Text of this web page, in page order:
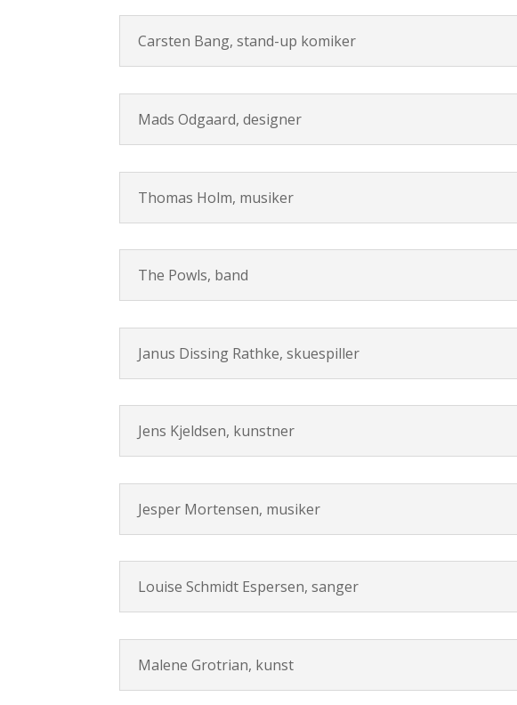
Carsten Bang, stand-up komiker
Mads Odgaard, designer
Thomas Holm, musiker
The Powls, band
Janus Dissing Rathke, skuespiller
Jens Kjeldsen, kunstner
Jesper Mortensen, musiker
Louise Schmidt Espersen, sanger
Malene Grotrian, kunst